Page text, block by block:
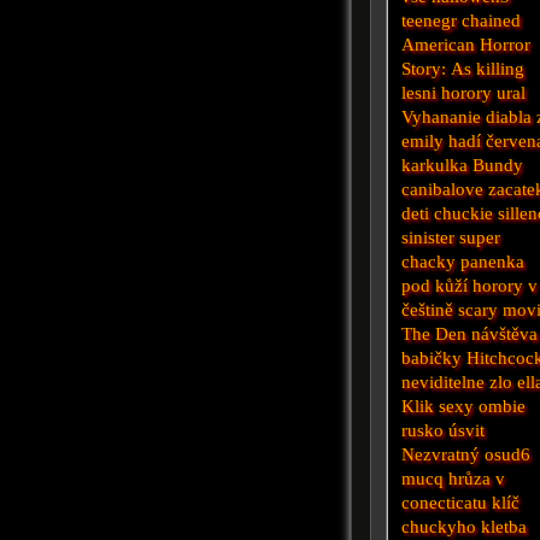
teenegr chained
American Horror
Story: As killing
lesni hororyural
Vyhananie diabla
emilyhadí
karkulka Bundy
canibalove
deti chuckie
sinister super
chacky panenka
pod kůží horory v
češtině scary
The Den návštěva
babičky
neviditelne zlo
Klik sexy ombie
rusko úsvit
Nezvratný osud6
mucq hrůza v
conecticatu klíč
chuckyho kletba